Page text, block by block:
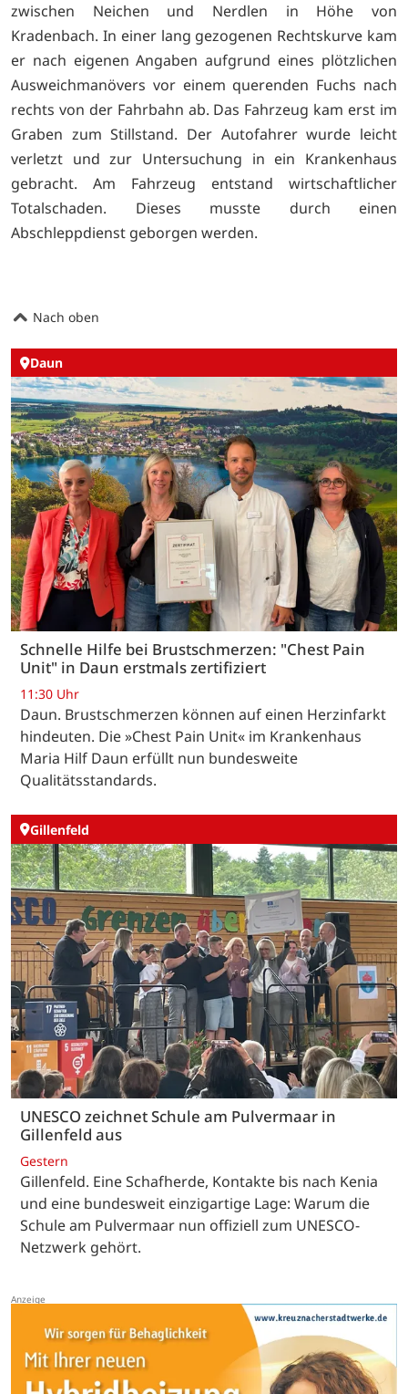
zwischen Neichen und Nerdlen in Höhe von
Kradenbach. In einer lang gezogenen Rechtskurve kam
er nach eigenen Angaben aufgrund eines plötzlichen
Ausweichmanövers vor einem querenden Fuchs nach
rechts von der Fahrbahn ab. Das Fahrzeug kam erst im
Graben zum Stillstand. Der Autofahrer wurde leicht
verletzt und zur Untersuchung in ein Krankenhaus
gebracht. Am Fahrzeug entstand wirtschaftlicher
Totalschaden. Dieses musste durch einen
Abschleppdienst geborgen werden.
Nach oben
Daun
Schnelle Hilfe bei Brustschmerzen: "Chest Pain
Unit" in Daun erstmals zertifiziert
11:30 Uhr
Daun. Brustschmerzen können auf einen Herzinfarkt
hindeuten. Die »Chest Pain Unit« im Krankenhaus
Maria Hilf Daun erfüllt nun bundesweite
Qualitätsstandards.
Gillenfeld
UNESCO zeichnet Schule am Pulvermaar in
Gillenfeld aus
Gestern
Gillenfeld. Eine Schafherde, Kontakte bis nach Kenia
und eine bundesweit einzigartige Lage: Warum die
Schule am Pulvermaar nun offiziell zum UNESCO-
Netzwerk gehört.